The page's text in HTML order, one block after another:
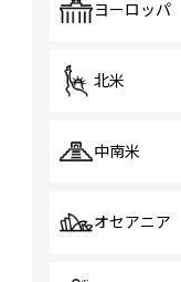
ヨーロッパ
北米
中南米
オセアニア